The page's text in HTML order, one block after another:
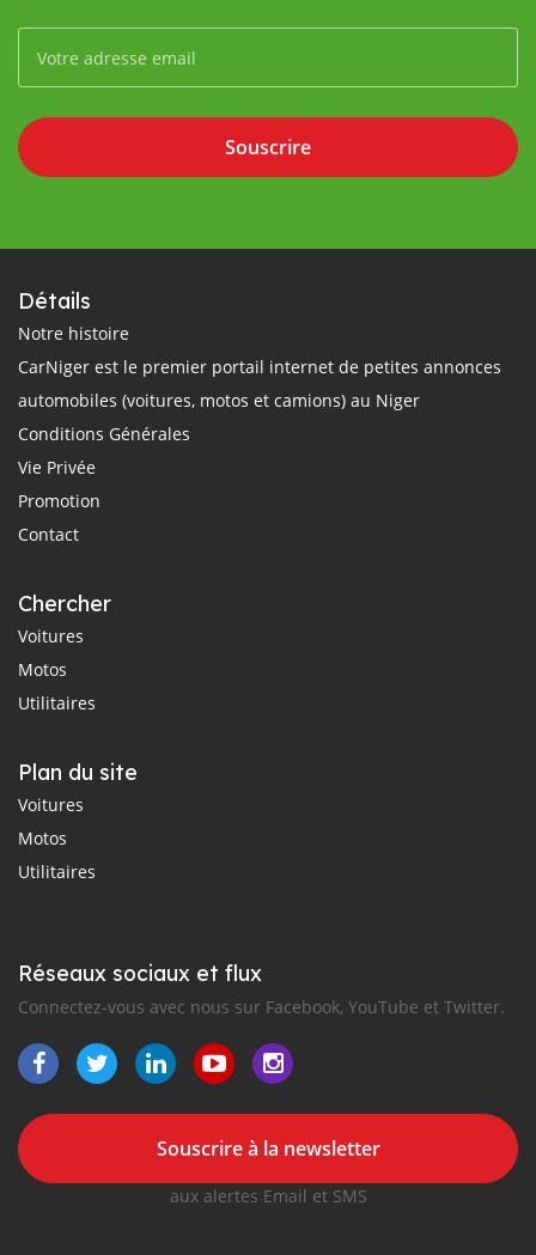
Souscrire
Détails
Notre histoire
CarNiger est le premier portail internet de petites annonces
automobiles (voitures, motos et camions) au Niger
Conditions Générales
Vie Privée
Promotion
Contact
Chercher
Voitures
Motos
Utilitaires
Plan du site
Voitures
Motos
Utilitaires
Réseaux sociaux et flux
Connectez-vous avec nous sur Facebook, YouTube et Twitter.
Souscrire à la newsletter
aux alertes Email et SMS